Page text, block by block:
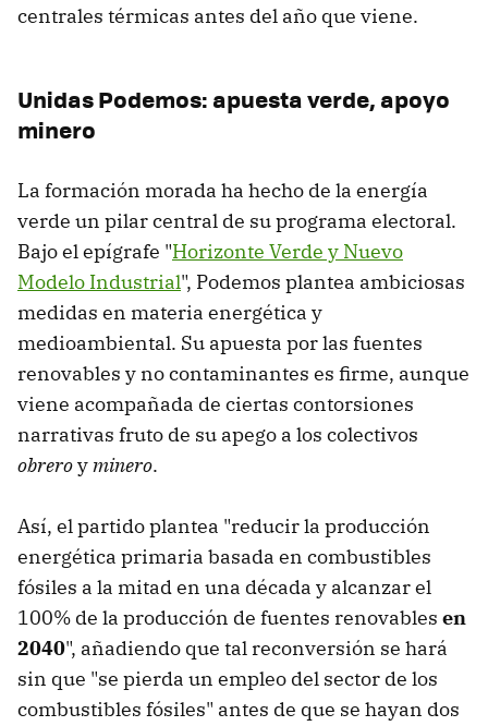
centrales térmicas antes del año que viene.
Unidas Podemos: apuesta verde, apoyo
minero
La formación morada ha hecho de la energía
verde un pilar central de su programa electoral.
Bajo el epígrafe "Horizonte Verde y Nuevo
Modelo Industrial", Podemos plantea ambiciosas
medidas en materia energética y
medioambiental. Su apuesta por las fuentes
renovables y no contaminantes es firme, aunque
viene acompañada de ciertas contorsiones
narrativas fruto de su apego a los colectivos
obreroyminero.
Así, el partido plantea "reducir la producción
energética primaria basada en combustibles
fósiles a la mitad en una década y alcanzar el
100% de la producción de fuentes renovables en
2040", añadiendo que tal reconversión se hará
sin que "se pierda un empleo del sector de los
combustibles fósiles" antes de que se hayan dos